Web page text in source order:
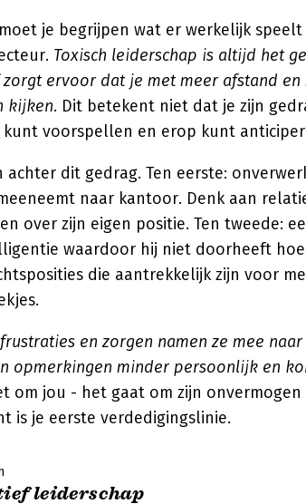
je begrijpen wat er werkelijk
Toxisch leiderschap is altijd het
ervoor dat je met meer afstand en
kijken. Dit betekent niet dat je zijn
voorspellen en erop kunt
achter dit gedrag. Ten eerste:
naar kantoor. Denk aan
over zijn eigen positie. Ten tweede:
waardoor hij niet doorheeft
die aantrekkelijk zijn voor
en zorgen namen ze mee
opmerkingen minder persoonlijk en
om jou - het gaat om zijn onvermogen
is je eerste verdedigingslinie.
leiderschap